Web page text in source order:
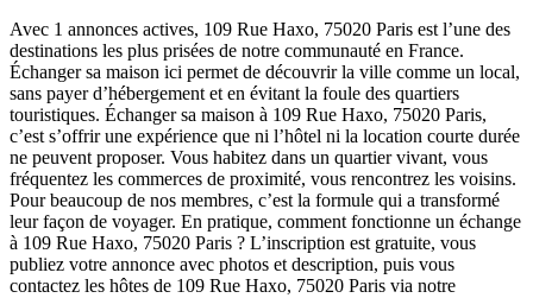
Avec 1 annonces actives, 109 Rue Haxo, 75020 Paris est l’une des
destinations les plus prisées de notre communauté en France.
Échanger sa maison ici permet de découvrir la ville comme un local,
sans payer d’hébergement et en évitant la foule des quartiers
touristiques. Échanger sa maison à 109 Rue Haxo, 75020 Paris,
c’est s’offrir une expérience que ni l’hôtel ni la location courte durée
ne peuvent proposer. Vous habitez dans un quartier vivant, vous
fréquentez les commerces de proximité, vous rencontrez les voisins.
Pour beaucoup de nos membres, c’est la formule qui a transformé
leur façon de voyager. En pratique, comment fonctionne un échange
à 109 Rue Haxo, 75020 Paris ? L’inscription est gratuite, vous
publiez votre annonce avec photos et description, puis vous
contactez les hôtes de 109 Rue Haxo, 75020 Paris via notre